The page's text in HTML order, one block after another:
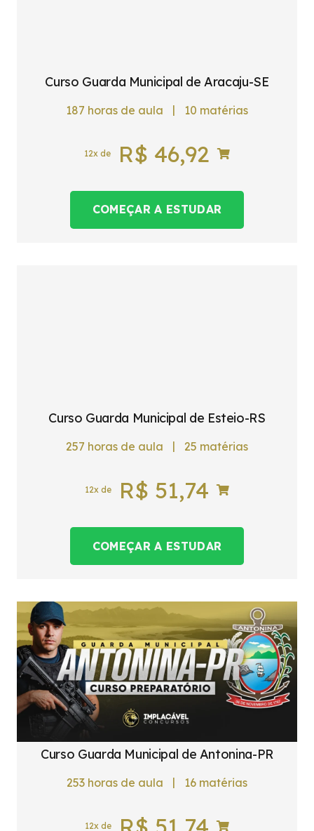
Curso Guarda Municipal de Aracaju-SE
187 horas de aula | 10 matérias
12x de R$ 46,92
COMEÇAR A ESTUDAR
Curso Guarda Municipal de Esteio-RS
257 horas de aula | 25 matérias
12x de R$ 51,74
COMEÇAR A ESTUDAR
Curso Guarda Municipal de Antonina-PR
253 horas de aula | 16matérias
12x de